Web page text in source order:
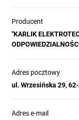
Producent
"KARLIK
Adres pocztowy
ul. Wrzesińska 29,
Adres e-mail